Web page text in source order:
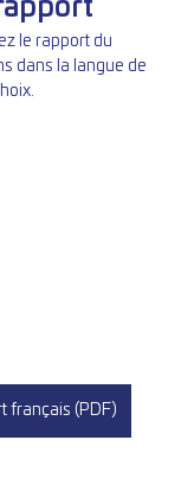
le rapport du
dans la langue de
français (PDF)